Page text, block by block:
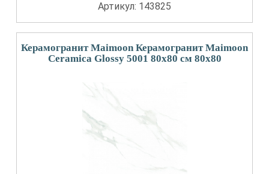
Артикул: 143825
Керамогранит Maimoon Керамогранит Maimoon
Ceramica Glossy 5001 80х80 см 80x80